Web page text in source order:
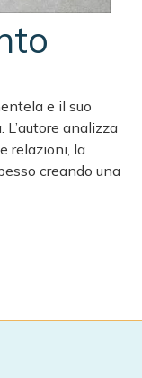
e il suo
analizza
relazioni, la
creando una